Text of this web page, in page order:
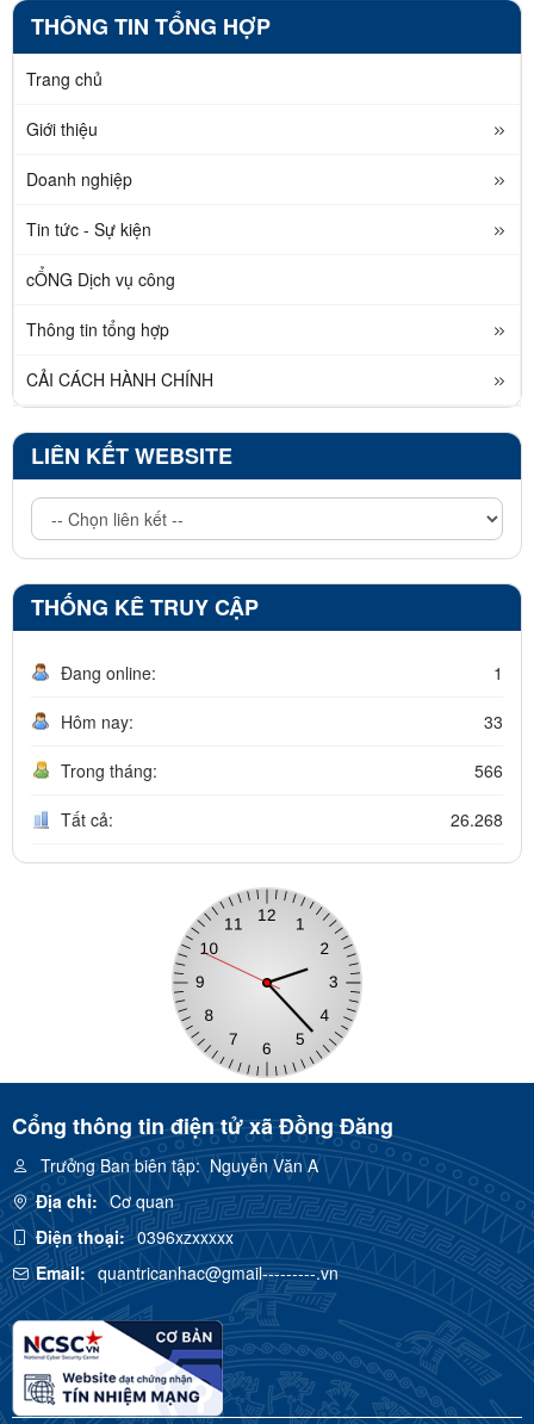
THÔNG TIN TỔNG HỢP
Trang chủ
Giới thiệu
Doanh nghiệp
Tin tức - Sự kiện
cỔNG Dịch vụ công
Thông tin tổng hợp
CẢI CÁCH HÀNH CHÍNH
LIÊN KẾT WEBSITE
THỐNG KÊ TRUY CẬP
Đang online: 1
Hôm nay: 33
Trong tháng: 566
Tất cả: 26.268
Cổng thông tin điện tử xã Đồng Đăng
Trưởng Ban biên tập:Nguyễn Văn A
Địa chỉ: Cơ quan
Điện thoại: 0396xzxxxxx
Email: quantricanhac@gmail---------.vn